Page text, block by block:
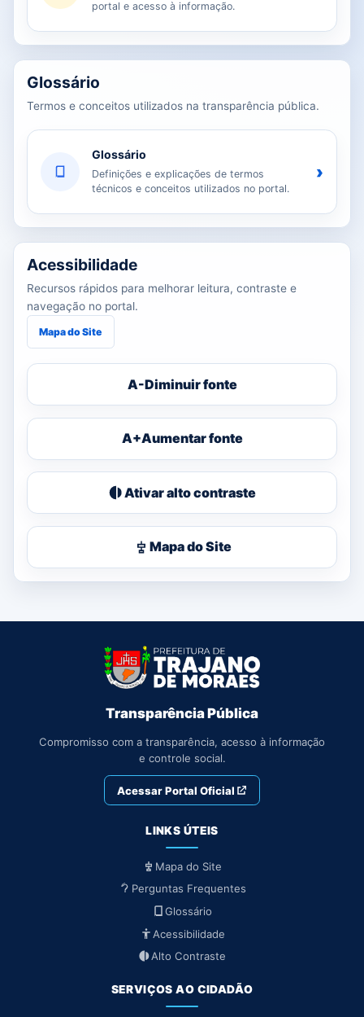
portal e acesso à informação.
Glossário
Termos e conceitos utilizados na transparência pública.
Glossário
Definições e explicações de termos
técnicos e conceitos utilizados no portal.
›
Acessibilidade
Recursos rápidos para melhorar leitura, contraste e
navegação no portal.
Mapa do Site
A-Diminuir fonte
A+Aumentar fonte
Ativar alto contraste
Mapa do Site
Transparência Pública
Compromisso com a transparência, acesso à informação
e controle social.
Acessar Portal Oficial
LINKS ÚTEIS
Mapa do Site
Perguntas Frequentes
Glossário
Acessibilidade
Alto Contraste
SERVIÇOS AO CIDADÃO